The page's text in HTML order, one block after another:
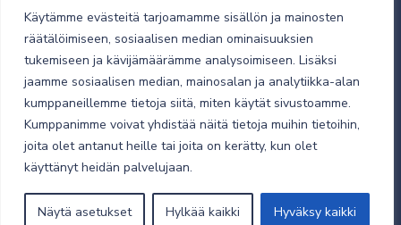
Käytämme evästeitä tarjoamamme sisällön ja mainosten
räätälöimiseen, sosiaalisen median ominaisuuksien
tukemiseen ja kävijämäärämme analysoimiseen. Lisäksi
jaamme sosiaalisen median, mainosalan ja analytiikka-alan
kumppaneillemme tietoja siitä, miten käytät sivustoamme.
Kumppanimme voivat yhdistää näitä tietoja muihin tietoihin,
joita olet antanut heille tai joita on kerätty, kun olet
käyttänyt heidän palvelujaan.
Näytä asetukset Hylkää kaikki Hyväksy kaikki
Toimitustavat ja -kulut
Verkkokaupan yleiset ehdot
Toimitusehdot
Tietosuojaseloste
Tietoturva
© 2026 Micro Magic